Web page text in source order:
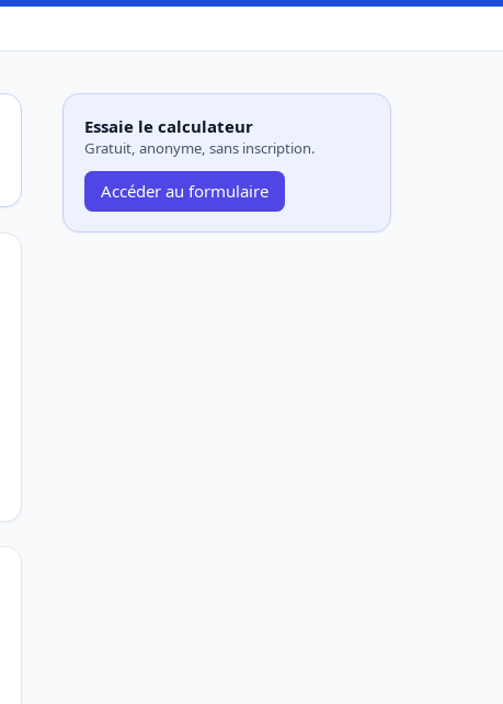
Essaie le calculateur
Gratuit, anonyme, sans inscription.
Accéder au formulaire